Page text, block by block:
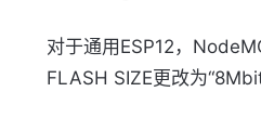
对于通用ESP12，
FLASH SIZE更改为